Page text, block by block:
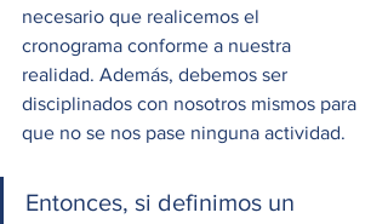
necesario que realicemos el
cronograma conforme a nuestra
realidad. Además, debemos ser
disciplinados con nosotros mismos para
que no se nos pase ninguna actividad.
Entonces, si definimos un